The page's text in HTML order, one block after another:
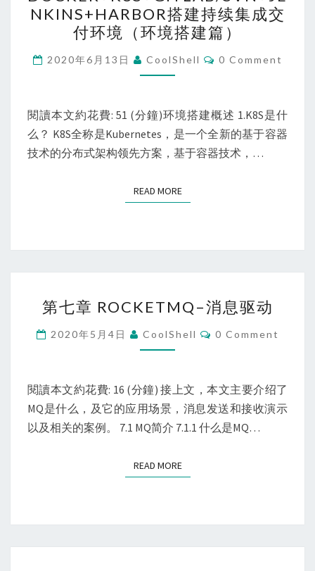
DOCKER+K8S+GITLAB/
搭
建
持
集
成
交
环
境
篇）
NKINS+HARBOR搭建持续集成交
付环境（环境搭建篇）
2020年6月13日 CoolShell Comments
0 Comment
閱讀本文約花費: 51 (分鐘)环境搭建概述 1.K8S是什
么？ K8S全称是Kubernetes，是一个全新的基于容器
技术的分布式架构领先方案，基于容器技术，…
READ MOREREAD MORE
七
章
ROCKETMQ
消
息
驱
第七章 ROCKETMQ–消息驱动
2020年5月4日 CoolShell Comments
0 Comment
閱讀本文約花費: 16 (分鐘) 接上文，本文主要介绍了
MQ是什么，及它的应用场景，消息发送和接收演示
以及相关的案例。 7.1 MQ简介 7.1.1 什么是MQ…
READ MOREREAD MORE